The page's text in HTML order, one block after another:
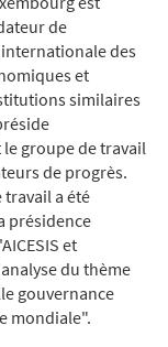
de
des
et
similaires
groupe de travail
de progrès.
travail a été
présidence
et
du thème
gouvernance
mondiale".